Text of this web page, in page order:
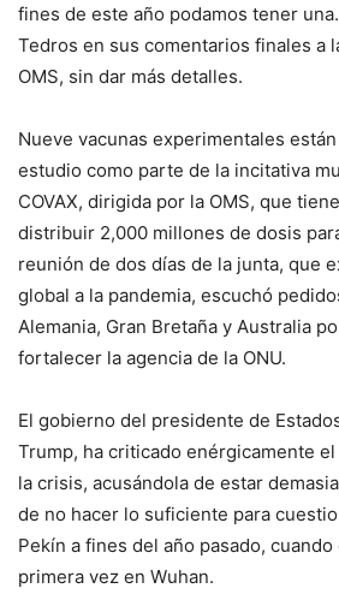
fines de este año podamos tener
Tedros en sus comentarios finales a
OMS, sin dar más detalles.
Nueve vacunas experimentales
estudio como parte de la incitativa
COVAX, dirigida por la OMS, que
distribuir 2,000 millones de dosis
reunión de dos días de la junta, que
global a la pandemia, escuchó
Alemania, Gran Bretaña y Australia
fortalecer la agencia de la ONU.
El gobierno del presidente de
Trump, ha criticado enérgicamente el
la crisis, acusándola de estar
de no hacer lo suficiente para
Pekín a fines del año pasado,
primera vez en Wuhan.